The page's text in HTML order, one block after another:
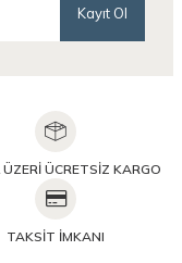
Kayıt Ol
ÜCRETSİZ KARGO
TAKSİT İMKANI